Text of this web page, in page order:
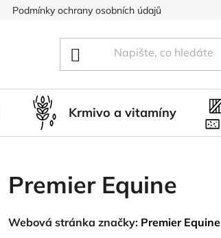
Podmínky ochrany osobních údajů
Krmivo a vitamíny
Premier Equine
Webová stránka značky: Premier Equine